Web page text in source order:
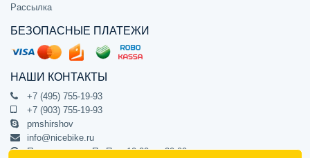
Рассылка
БЕЗОПАСНЫЕ ПЛАТЕЖИ
НАШИ КОНТАКТЫ
+7 (495) 755-19-93
+7 (903) 755-19-93
pmshirshov
info@nicebike.ru
Прием звонков Пн-Пт с 10:00 до 20:00